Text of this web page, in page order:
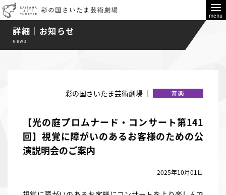
menu
詳細｜お知らせ
News
彩の国さいたま芸術劇場 ｜
【光の庭プロムナード・コンサート第141
回】視覚に障がいのあるお客様のための公
演説明会のご案内
2025年10月01日